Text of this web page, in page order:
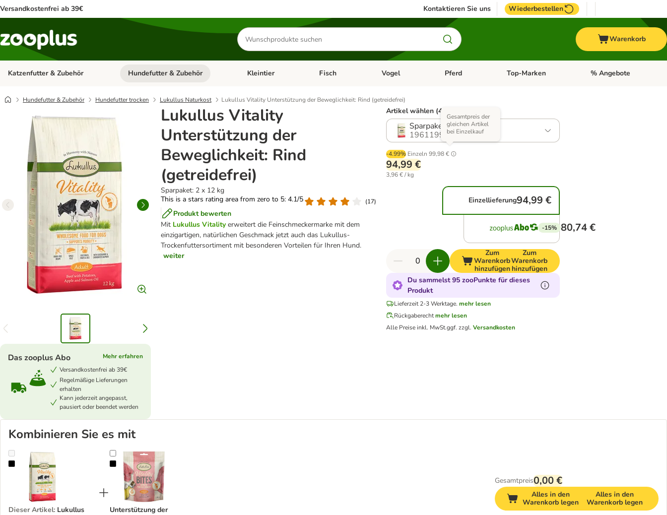
Versandkostenfrei ab 39€ Kontaktieren Sie uns Wiederbestellen
Produkte
suchen
Warenkorb
Katzenfutter & Zubehör Kategorie-Menü öffnen: Katzenfutter & Zubehör
Hundefutter & Zubehör Kategorie-Menü öffnen: Hundefutter & Zubehör
Kleintier Kategorie-Menü öffnen: Kleintier
Fisch Kategorie-Menü öffnen: Fisch
Vogel Kategorie-Menü öffnen: Vogel
Pferd Kategorie-Menü öffnen: Pferd
Top-Marken Kategorie-Menü öffnen:
% Angebote
Hundefutter & Zubehör Hundefutter trocken Lukullus Naturkost Lukullus Vitality Unterstützung der Beweglichkeit: Rind (getreidefrei)
Lukullus Vitality
Unterstützung der
Beweglichkeit: Rind
(getreidefrei)
Sparpaket: 2 x 12 kg
This is a stars rating area from zero to 5: 4.1/5
(17)
Produkt bewerten
Mit Lukullus Vitality erweitert die Feinschmeckermarke mit dem
einzigartigen, natürlichen Geschmack jetzt auch das Lukullus-
Trockenfuttersortiment mit besonderen Vorteilen für Ihren Hund.
weiter
Das zooplus Abo
Mehr erfahren
Versandkostenfrei ab 39€
Regelmäßige Lieferungen
erhalten
Kann jederzeit angepasst,
pausiert oder beendet werden
Artikel wählen (4 Varianten)
Sparpaket: 2 x 12 kg
1961199.3
-4.99% Einzeln 99,98 €
Gesamtpreis der
gleichen Artikel
bei Einzelkauf
94,99 €
3,96 € / kg
Einzellieferung94,99 €
-15% 80,74 €
Zum
Warenkorb
hinzufügen
Zum
Warenkorb
hinzufügen
Du sammelst 95 zooPunkte für dieses
Produkt
Lieferzeit 2-3 Werktage. mehr lesen
Rückgaberechtmehr lesen
Alle Preise inkl. MwSt.ggf. zzgl. Versandkosten
Kombinieren Sie es mit
Lukullus Vitality Unterstützung der Beweglichkeit: Rind (getreidefrei)
Dieser Artikel: Lukullus
Unterstützung der Beweglichkeit: Kalb (getreidefrei)
Unterstützung der
Gesamtpreis0,00 €
Alles in den
Warenkorb legen
Alles in den
Warenkorb legen